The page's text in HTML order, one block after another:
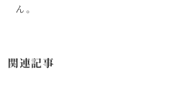
ん。
関連記事